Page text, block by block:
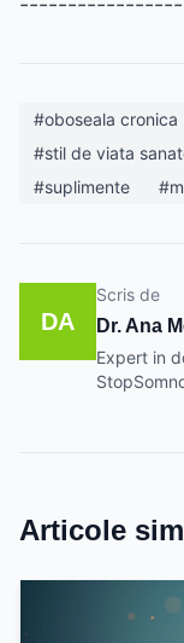
#oboseala cronica
#stil de viata
#suplimente
DA
Scris de
Dr. Ana
Expert in
Articole